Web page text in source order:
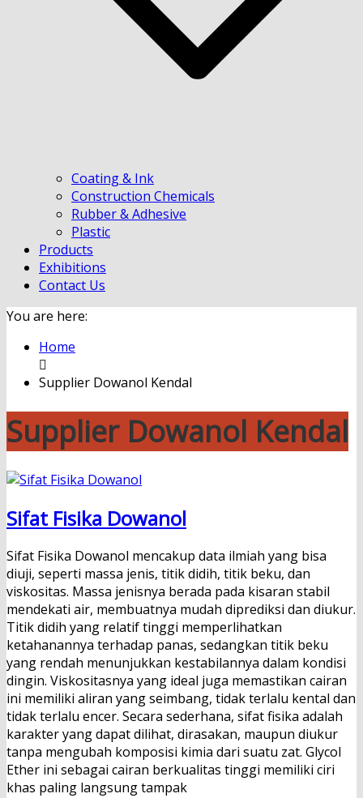
Coating & Ink
Construction Chemicals
Rubber & Adhesive
Plastic
Products
Exhibitions
Contact Us
You are here:
Home
Supplier Dowanol Kendal
Supplier Dowanol Kendal
Sifat Fisika Dowanol
Sifat Fisika Dowanol mencakup data ilmiah yang bisa
diuji, seperti massa jenis, titik didih, titik beku, dan
viskositas. Massa jenisnya berada pada kisaran stabil
mendekati air, membuatnya mudah diprediksi dan diukur.
Titik didih yang relatif tinggi memperlihatkan
ketahanannya terhadap panas, sedangkan titik beku
yang rendah menunjukkan kestabilannya dalam kondisi
dingin. Viskositasnya yang ideal juga memastikan cairan
ini memiliki aliran yang seimbang, tidak terlalu kental dan
tidak terlalu encer. Secara sederhana, sifat fisika adalah
karakter yang dapat dilihat, dirasakan, maupun diukur
tanpa mengubah komposisi kimia dari suatu zat. Glycol
Ether ini sebagai cairan berkualitas tinggi memiliki ciri
khas paling langsung tampak